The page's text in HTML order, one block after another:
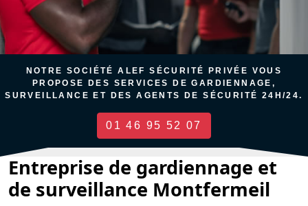
NOTRE SOCIÉTÉ ALEF SÉCURITÉ PRIVÉE VOUS
PROPOSE DES SERVICES DE GARDIENNAGE,
SURVEILLANCE ET DES AGENTS DE SÉCURITÉ 24H/24.
01 46 95 52 07
Entreprise de gardiennage et
de surveillance Montfermeil